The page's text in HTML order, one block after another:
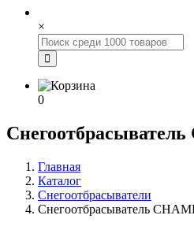
×
0
Главная
Каталог
Снегоотбрасыватели
Снегоотбрасыватель